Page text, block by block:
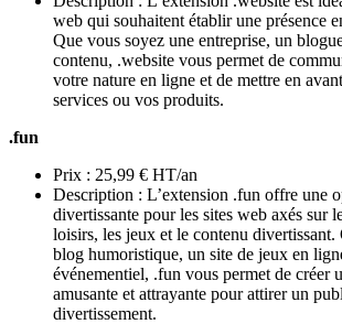
web qui souhaitent établir une présence
Que vous soyez une entreprise, un
contenu, .website vous permet de
votre nature en ligne et de mettre en
services ou vos produits.
.fun
Prix : 25,99 € HT/an
Description : L’extension .fun offre une
divertissante pour les sites web axés sur
loisirs, les jeux et le contenu divertissant.
blog humoristique, un site de jeux en
événementiel, .fun vous permet de créer
amusante et attrayante pour attirer un
divertissement.